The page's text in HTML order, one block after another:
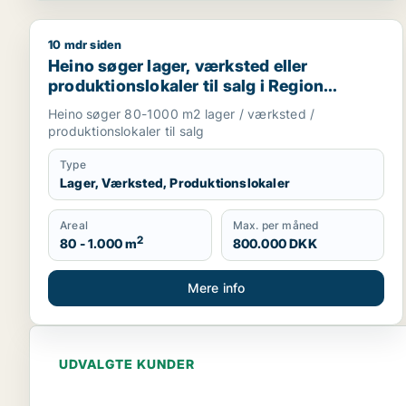
Heino søger lager, værksted eller
10 mdr siden
Heino søger lager, værksted eller
produktionslokaler til salg i Region
Sjælland
Heino søger 80-1000 m2 lager / værksted /
produktionslokaler til salg
Type
Lager, Værksted, Produktionslokaler
Areal
80 - 1.000 m2
Max. per måned
800.000 DKK
Mere info
UDVALGTE KUNDER